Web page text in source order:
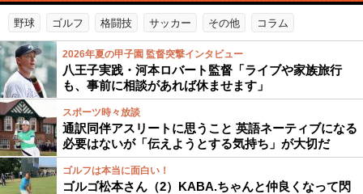
野球 ゴルフ 格闘技 サッカー その他 コラム
2026年夏の甲子園 監督突撃インタビュー
八王子実践・河本ロバート監督「ライブや家族旅行
も、事前に相談があれば休ませます」
スポーツ時々放談
通訳同伴アスリートに思うこと 英語ネーティブになる
必要はないが「伝えようとする気持ち」が大切だ
ゴルフは本当に面白い！
ゴルゴ松本さん（2）KABA.ちゃんと仲良くなって閃